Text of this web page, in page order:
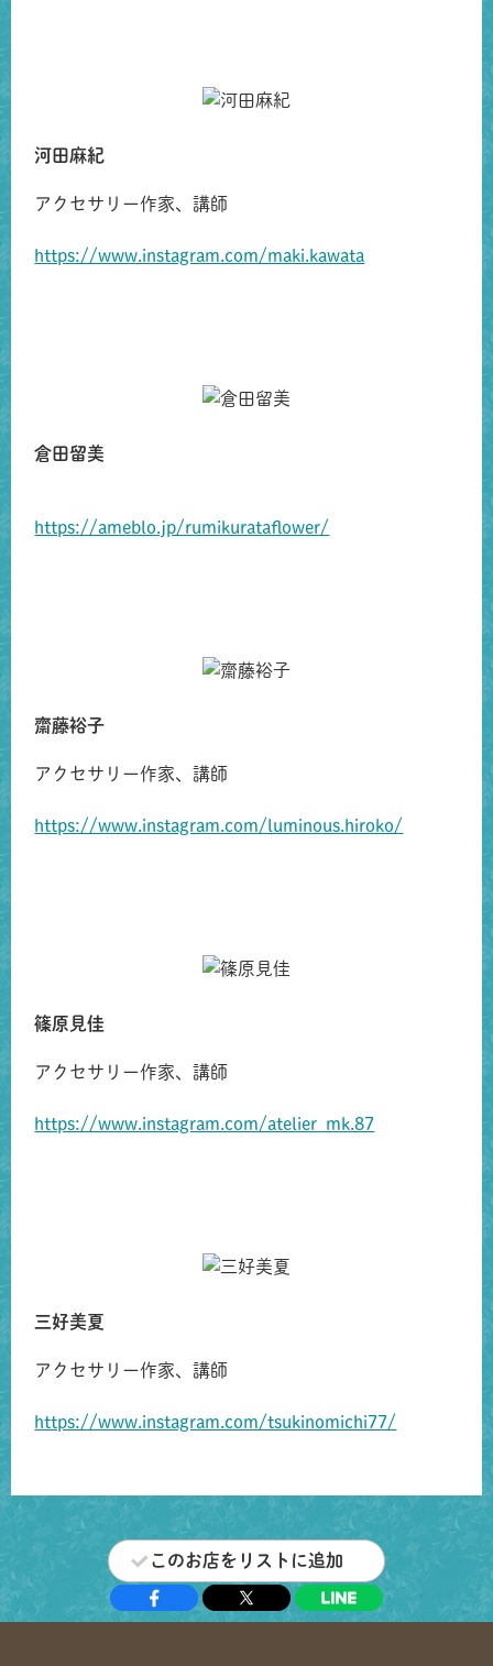
河田麻紀
アクセサリー作家、講師
https://www.instagram.com/maki.kawata
倉田留美
https://ameblo.jp/rumikurataflower/
齋藤裕子
アクセサリー作家、講師
https://www.instagram.com/luminous.hiroko/
篠原見佳
アクセサリー作家、講師
https://www.instagram.com/atelier_mk.87
三好美夏
アクセサリー作家、講師
https://www.instagram.com/tsukinomichi77/
このお店をリストに追加